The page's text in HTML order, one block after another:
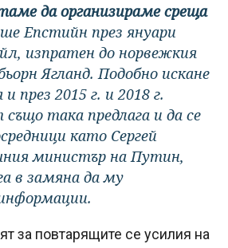
да организираме среща
Епстийн през януари
изпратен до норвежкия
Ягланд. Подобно искане
през 2015 г. и 2018 г.
така предлага и да се
като Сергей
министър на Путин,
в замяна да му
за повтарящите се усилия на